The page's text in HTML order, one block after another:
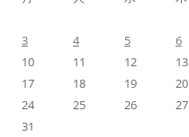
3
4 5 6
10
11 12 13
17
18 19 20
24
25 26 27
31